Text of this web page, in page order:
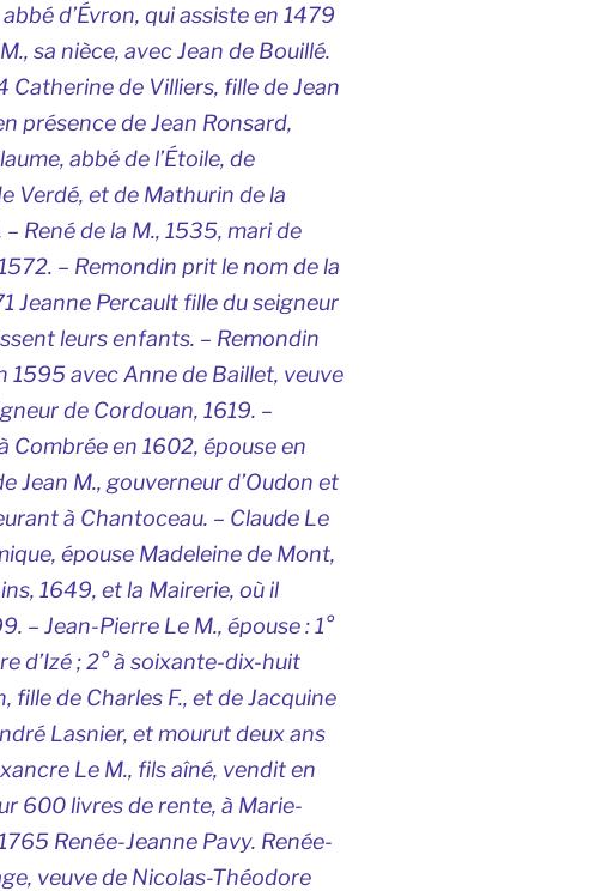
d’Évron, qui assiste en 1479
sa nièce, avec Jean de Bouillé.
Catherine de Villiers, fille de Jean
présence de Jean Ronsard,
abbé de l’Étoile, de
Verdé, et de Mathurin de la
René de la M., 1535, mari de
– Remondin prit le nom de la
Jeanne Percault fille du seigneur
leurs enfants. – Remondin
1595 avec Anne de Baillet, veuve
de Cordouan, 1619. –
Combrée en 1602, épouse en
Jean M., gouverneur d’Oudon et
à Chantoceau. – Claude Le
épouse Madeleine de Mont,
1649, et la Mairerie, où il
– Jean-Pierre Le M., épouse : 1°
d’Izé ; 2° à soixante-dix-huit
fille de Charles F., et de Jacquine
Lasnier, et mourut deux ans
Le M., fils aîné, vendit en
600 livres de rente, à Marie-
Renée-Jeanne Pavy. Renée-
veuve de Nicolas-Théodore